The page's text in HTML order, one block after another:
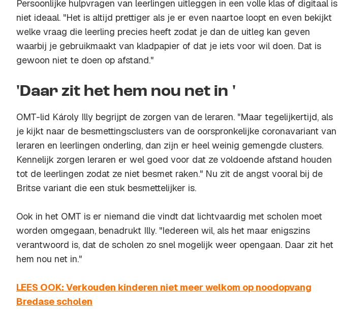
Persoonlijke hulpvragen van leerlingen uitleggen in een volle klas of digitaal is
niet ideaal. "Het is altijd prettiger als je er even naartoe loopt en even bekijkt
welke vraag die leerling precies heeft zodat je dan de uitleg kan geven
waarbij je gebruikmaakt van kladpapier of dat je iets voor wil doen. Dat is
gewoon niet te doen op afstand."
'Daar zit het hem nou net in '
OMT-lid Károly Illy begrijpt de zorgen van de leraren. "Maar tegelijkertijd, als
je kijkt naar de besmettingsclusters van de oorspronkelijke coronavariant van
leraren en leerlingen onderling, dan zijn er heel weinig gemengde clusters.
Kennelijk zorgen leraren er wel goed voor dat ze voldoende afstand houden
tot de leerlingen zodat ze niet besmet raken." Nu zit de angst vooral bij de
Britse variant die een stuk besmettelijker is.
Ook in het OMT is er niemand die vindt dat lichtvaardig met scholen moet
worden omgegaan, benadrukt Illy. "Iedereen wil, als het maar enigszins
verantwoord is, dat de scholen zo snel mogelijk weer opengaan. Daar zit het
hem nou net in."
LEES OOK: Verkouden kinderen niet meer welkom op noodopvang
Bredase scholen